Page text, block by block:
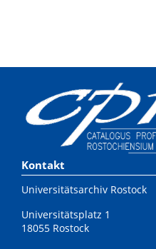
Kontakt
Universitätsarchiv Rostock
Universitätsplatz 1
18055 Rostock